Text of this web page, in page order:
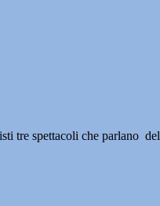
tre spettacoli che parlano